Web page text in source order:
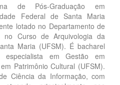
de Pós-Graduação em
Federal de Santa Maria
lotado no Departamento de
no Curso de Arquivologia da
Maria (UFSM). É bacharel
especialista em Gestão em
Patrimônio Cultural (UFSM).
Ciência da Informação, com